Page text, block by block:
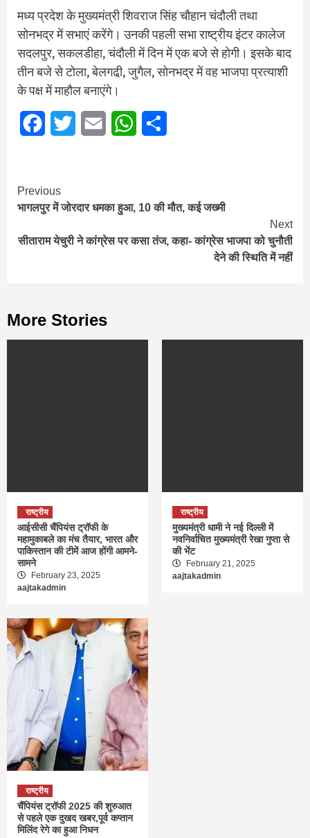
मध्य प्रदेश के मुख्यमंत्री शिवराज सिंह चौहान चंदौली तथा
सोनभद्र में सभाएं करेंगे। उनकी पहली सभा राष्ट्रीय इंटर कालेज
सदलपुर, सकलडीहा, चंदौली में दिन में एक बजे से होगी। इसके बाद
तीन बजे से टोला, बेलगढी़, जुगैल, सोनभद्र में वह भाजपा प्रत्याशी
के पक्ष में माहौल बनाएंगे।
FacebookTwitter Email WhatsApp
Continue
Reading
Previous
भागलपुर में जोरदार धमका हुआ, 10 की मौत, कई जख्मी
Next
सीताराम येचुरी ने कांग्रेस पर कसा तंज, कहा- कांग्रेस भाजपा को चुनौती
देने की स्थिति में नहीं
More Stories
राष्ट्रीय
आईसीसी चैंपियंस ट्रॉफी के
महामुकाबले का मंच तैयार, भारत और
पाकिस्तान की टीमें आज होंगी आमने-
सामने
February 23, 2025
aajtakadmin
राष्ट्रीय
मुख्यमंत्री धामी ने नई दिल्ली में
नवनिर्वाचित मुख्यमंत्री रेखा गुप्ता से
की भेंट
February 21, 2025
aajtakadmin
राष्ट्रीय
चैंपियंस ट्रॉफी 2025 की शुरुआत
से पहले एक दुखद खबर,पूर्व कप्तान
मिलिंद रेगे का हुआ निधन